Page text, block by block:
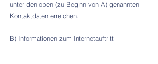
unter den oben (zu Beginn von A) genannten
Kontaktdaten erreichen.
B) Informationen zum Internetauftritt